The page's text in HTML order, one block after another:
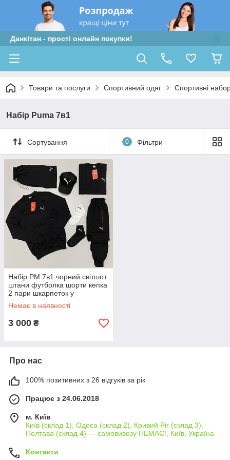
Данкітан - прості онлайн покупки!
Товари та послуги Спортивний одяг Спортивні
Набір Puma 7в1
Сортування 0 Фільтри
Набір PM 7в1 чорний світшот
штани футболка шорти кепка
2 пари шкарпеток у
подарунок!
Немає в наявності
3 000 ₴
Про нас
100% позитивних з 26 відгуків за рік
Працює з 24.06.2018
м. Київ
Київ (склад 1), Одеса (склад 2), Кривий Ріг (склад 3),
Полтава (склад 4) — самовивозу НЕМАЄ!, Київ, Україна
Контакти